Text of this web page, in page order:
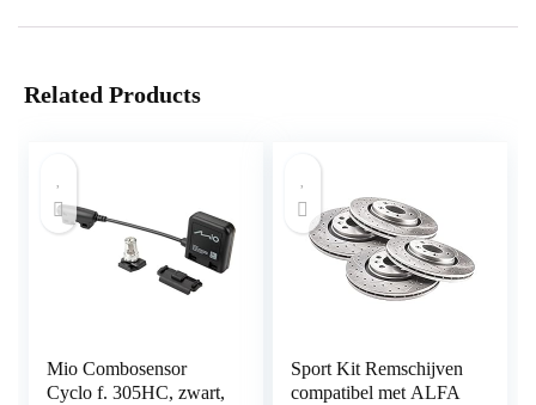
Related Products
Mio Combosensor
Cyclo f. 305HC, zwart,
Sport Kit Remschijven
compatibel met ALFA